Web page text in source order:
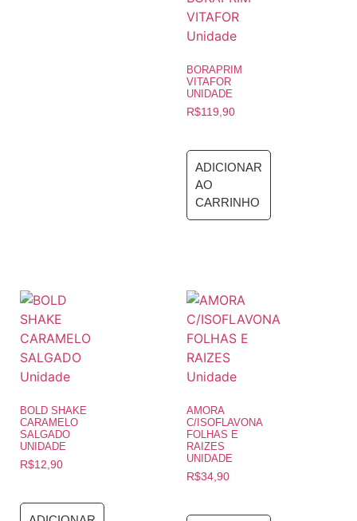
BORAPRIM
VITAFOR
UNIDADE
R$119,90
ADICIONAR
AO
CARRINHO
BOLD SHAKE
CARAMELO
SALGADO
UNIDADE
R$12,90
AMORA
C/ISOFLAVONA
FOLHAS E
RAIZES
UNIDADE
R$34,90